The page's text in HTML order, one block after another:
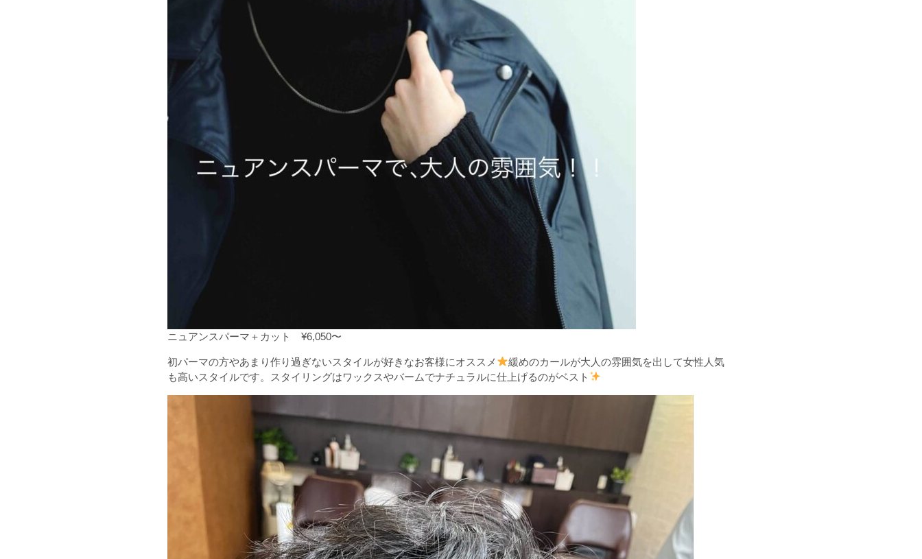
ニュアンスパーマ＋カット ¥6,050〜
初パーマの方やあまり作り過ぎないスタイルが好きなお客様にオススメ
緩めのカールが大人の雰囲気を出して女性人気
も高いスタイルです。スタイリングはワックスやバームでナチュラルに仕上げるのがベスト